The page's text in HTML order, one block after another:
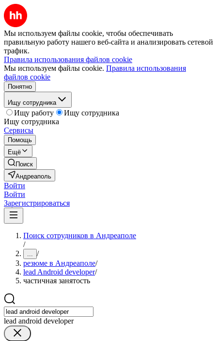
Мы используем файлы cookie, чтобы обеспечивать
правильную работу нашего веб-сайта и анализировать сетевой
трафик.
Правила использования файлов cookie
Мы используем файлы cookie. Правила использования
файлов cookie
Понятно
Ищу сотрудника
Ищу работу
Ищу сотрудника
Ищу сотрудника
Сервисы
Помощь
Ещё
Поиск
Андреаполь
Войти
Войти
Зарегистрироваться
Поиск сотрудников в Андреаполе
/
... /
резюме в Андреаполе/
lead Android developer/
частичная занятость
lead android developer